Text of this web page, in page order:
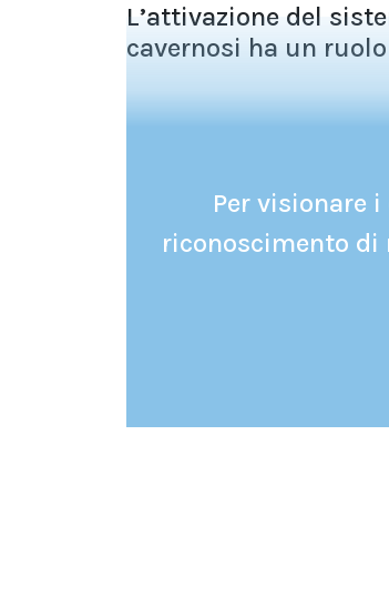
L’attivazione del
cavernosi ha un
Per visionare
riconoscimento di